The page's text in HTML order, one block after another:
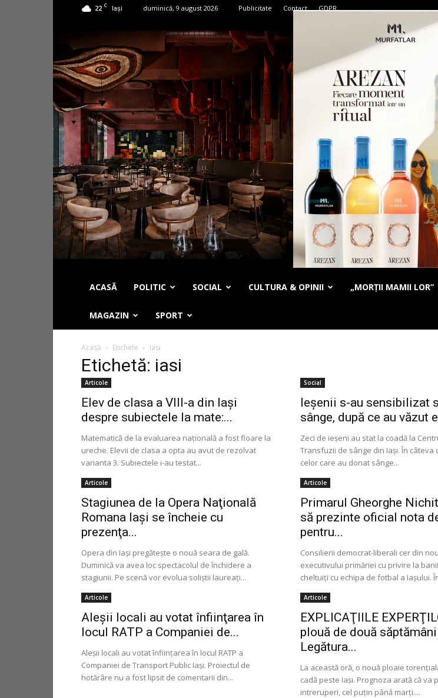
22 C Iași duminică, 9 august 2026 Publicitate Contact GDPR
ACASĂ POLITIC SOCIAL CULTURA & OPINII „MORȚII MAMII LOR”
MAGAZIN SPORT
Acasă Etichete Iasi
Etichetă: iasi
Articole
Elev de clasa a VIII-a din Iaşi
despre subiectele la mate:...
Matematică de la evaluarea naţională a fost floare la
ureche. Elevii de clasa a opta au avut de rezolvat
varianta 3. Subiectele i-au testat...
Social
Ieşenii s-au sensibilizat
sânge, după ce au văzut
Zeci de ieşeni au stat la coadă la
Transfuzii de sânge din Iaşi. În câteva
celor care au donat sânge...
Articole
Stagiunea de la Opera Naţională
Romana Iaşi se încheie cu
prezenţa...
Opera din Iaşi pregăteşte o nouă seara de gală.
Duminică va avea loc spectacolul de închidere a
stagiunii. Pe scenă vor evolua soliştii laureaţi...
Articole
Primarul Gheorghe
să prezinte oficial nota
pentru...
Consilierii democrat-liberali cer din
executivului primăriei cu privire la
cheltuiţi cu echipa de fotbal a Iaşului.
Articole
Aleşii locali au votat înfiinţarea în
locul RATP a Companiei de...
Aleşii locali au votat înfiinţarea în locul RATP a
Companiei de Transport Public Iaşi. Proiectul de
hotărâre nu a fost lipsit de comentarii din...
Articole
EXPLICAŢIILE
plouă de două
Legătura...
La această oră, o nouă ploaie
cadă peste Iaşi. Prognoza arată că va
intreruperi, cel puţin până marţi....